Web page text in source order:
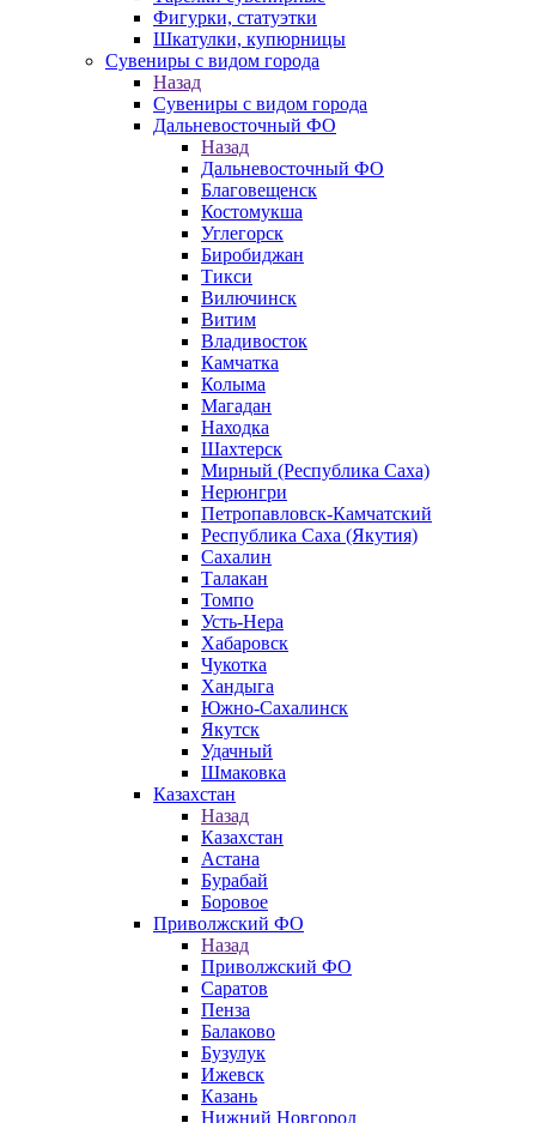
Фигурки, статуэтки
Шкатулки, купюрницы
Сувениры с видом города
Назад
Сувениры с видом города
Дальневосточный ФО
Назад
Дальневосточный ФО
Благовещенск
Костомукша
Углегорск
Биробиджан
Тикси
Вилючинск
Витим
Владивосток
Камчатка
Колыма
Магадан
Находка
Шахтерск
Мирный (Республика Саха)
Нерюнгри
Петропавловск-Камчатский
Республика Саха (Якутия)
Сахалин
Талакан
Томпо
Усть-Нера
Хабаровск
Чукотка
Хандыга
Южно-Сахалинск
Якутск
Удачный
Шмаковка
Казахстан
Назад
Казахстан
Астана
Бурабай
Боровое
Приволжский ФО
Назад
Приволжский ФО
Саратов
Пенза
Балаково
Бузулук
Ижевск
Казань
Нижний Новгород